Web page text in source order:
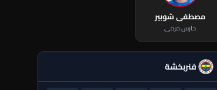
مصطفى شوبير
حارس مرمى
فنربخشة